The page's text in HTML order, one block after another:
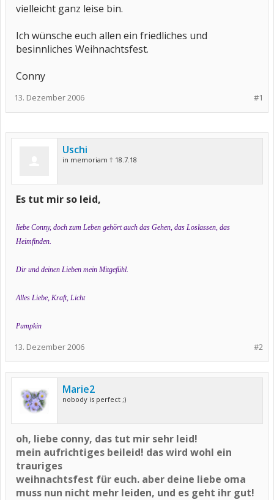
vielleicht ganz leise bin.
Ich wünsche euch allen ein friedliches und
besinnliches Weihnachtsfest.
Conny
#1
13. Dezember 2006
Uschi
in memoriam † 18.7.18
Es tut mir so leid,
liebe Conny, doch zum Leben gehört auch das Gehen, das Loslassen, das
Heimfinden.
Dir und deinen Lieben mein Mitgefühl.
Alles Liebe, Kraft, Licht
Pumpkin
#2
13. Dezember 2006
Marie2
nobody is perfect ;)
oh, liebe conny, das tut mir sehr leid!
mein aufrichtiges beileid! das wird wohl ein
trauriges
weihnachtsfest für euch. aber deine liebe oma
muss nun nicht mehr leiden, und es geht ihr gut!